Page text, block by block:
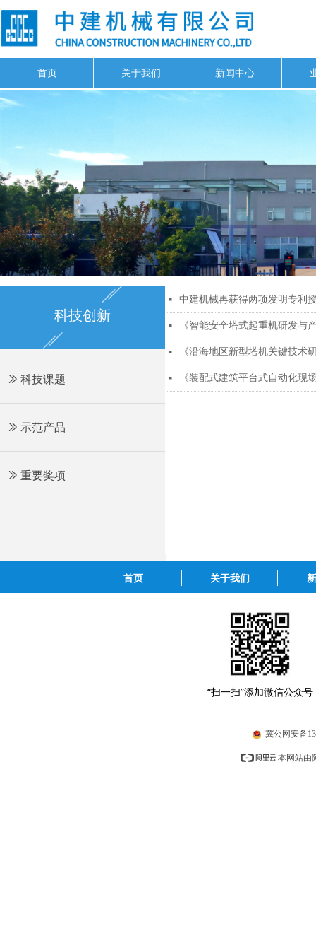
首页 关于我们 新闻中心
넷 中建机械再获得两项发明专利
넷 《智能安全塔式起重机研发与
넷 《沿海地区新型塔机关键技术
넷 《装配式建筑平台式自动化现
科技创新
ꅀ 科技课题
ꅀ 示范产品
ꅀ 重要奖项
首页 关于我们
“扫一扫”添加微信公众号
冀公网安备
本网站由